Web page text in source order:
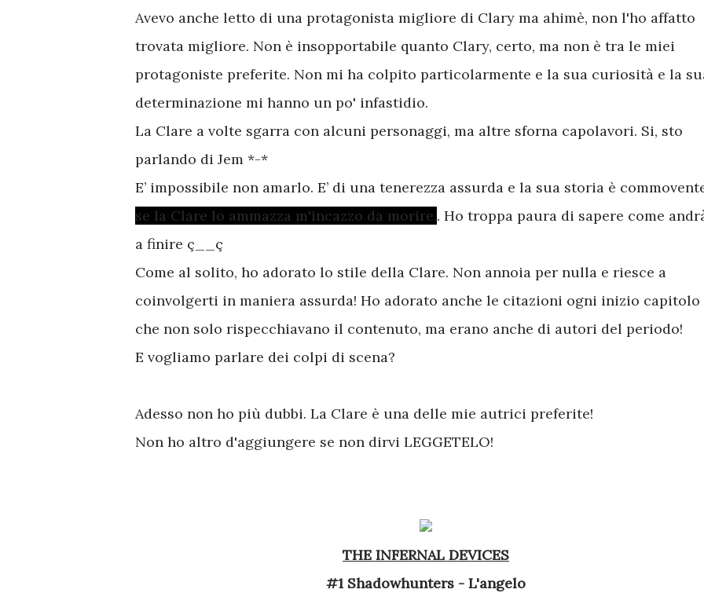
Avevo anche letto di una protagonista migliore di Clary ma ahimè, non l'ho affatto
trovata migliore. Non è insopportabile quanto Clary, certo, ma non è tra le miei
protagoniste preferite. Non mi ha colpito particolarmente e la sua curiosità e la
determinazione mi hanno un po' infastidio.
La Clare a volte sgarra con alcuni personaggi, ma altre sforna capolavori. Si, sto
parlando di Jem *-*
E’ impossibile non amarlo. E’ di una tenerezza assurda e la sua storia è
se la Clare lo ammazza m'incazzo da morire.. Ho troppa paura di sapere come
a finire ç__ç
Come al solito, ho adorato lo stile della Clare. Non annoia per nulla e riesce a
coinvolgerti in maniera assurda! Ho adorato anche le citazioni ogni inizio capitolo
che non solo rispecchiavano il contenuto, ma erano anche di autori del periodo!
E vogliamo parlare dei colpi di scena?
Adesso non ho più dubbi. La Clare è una delle mie autrici preferite!
Non ho altro d'aggiungere se non dirvi LEGGETELO!
THE INFERNAL DEVICES
#1 Shadowhunters - L'angelo